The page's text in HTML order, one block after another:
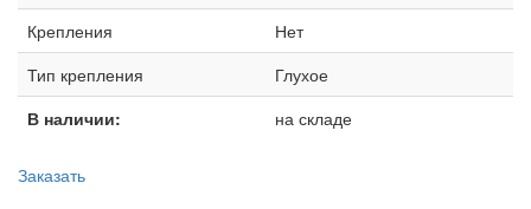
Крепления
Нет
Тип крепления
Глухое
В наличии:
на складе
Заказать